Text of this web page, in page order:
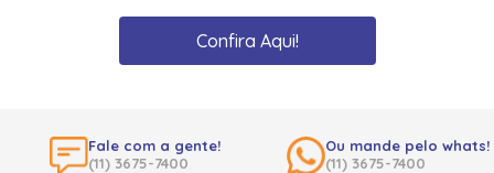
Confira Aqui!
Fale com a gente!
(11) 3675-7400
Ou mande pelo whats!
(11) 3675-7400